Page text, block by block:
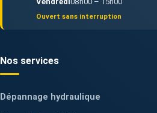
Ouvert sans interruption
Nos services
Dépannage hydraulique